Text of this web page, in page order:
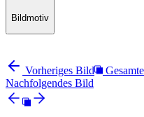
Bildmotiv
Vorheriges Bild
Nachfolgendes Bild